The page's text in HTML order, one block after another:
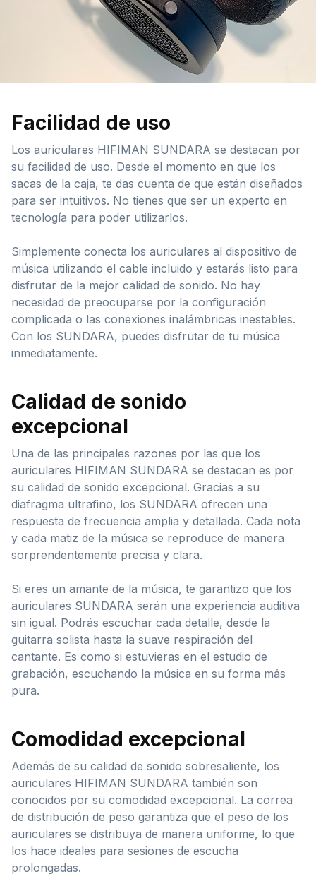
Facilidad de uso
Los auriculares HIFIMAN SUNDARA se destacan por
su facilidad de uso. Desde el momento en que los
sacas de la caja, te das cuenta de que están diseñados
para ser intuitivos. No tienes que ser un experto en
tecnología para poder utilizarlos.
Simplemente conecta los auriculares al dispositivo de
música utilizando el cable incluido y estarás listo para
disfrutar de la mejor calidad de sonido. No hay
necesidad de preocuparse por la configuración
complicada o las conexiones inalámbricas inestables.
Con los SUNDARA, puedes disfrutar de tu música
inmediatamente.
Calidad de sonido
excepcional
Una de las principales razones por las que los
auriculares HIFIMAN SUNDARA se destacan es por
su calidad de sonido excepcional. Gracias a su
diafragma ultrafino, los SUNDARA ofrecen una
respuesta de frecuencia amplia y detallada. Cada nota
y cada matiz de la música se reproduce de manera
sorprendentemente precisa y clara.
Si eres un amante de la música, te garantizo que los
auriculares SUNDARA serán una experiencia auditiva
sin igual. Podrás escuchar cada detalle, desde la
guitarra solista hasta la suave respiración del
cantante. Es como si estuvieras en el estudio de
grabación, escuchando la música en su forma más
pura.
Comodidad excepcional
Además de su calidad de sonido sobresaliente, los
auriculares HIFIMAN SUNDARA también son
conocidos por su comodidad excepcional. La correa
de distribución de peso garantiza que el peso de los
auriculares se distribuya de manera uniforme, lo que
los hace ideales para sesiones de escucha
prolongadas.